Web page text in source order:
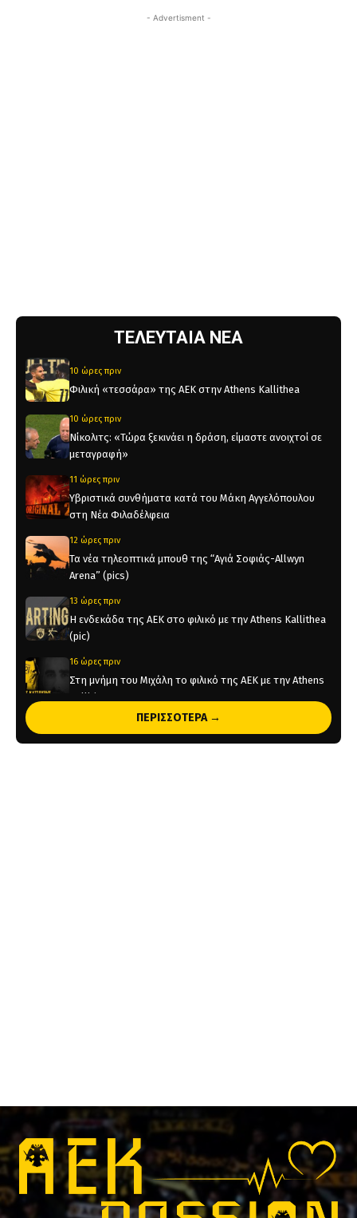
- Advertisment -
ΤΕΛΕΥΤΑΙΑ ΝΕΑ
10 ώρες πριν
Φιλική «τεσσάρα» της ΑΕΚ στην Athens Kallithea
10 ώρες πριν
Νίκολιτς: «Τώρα ξεκινάει η δράση, είμαστε ανοιχτοί σε
μεταγραφή»
11 ώρες πριν
Υβριστικά συνθήματα κατά του Μάκη Αγγελόπουλου
στη Νέα Φιλαδέλφεια
12 ώρες πριν
Τα νέα τηλεοπτικά μπουθ της “Αγιά Σοφιάς-Allwyn
Arena” (pics)
13 ώρες πριν
Η ενδεκάδα της ΑΕΚ στο φιλικό με την Athens Kallithea
(pic)
16 ώρες πριν
Στη μνήμη του Μιχάλη το φιλικό της ΑΕΚ με την Athens
Kallithea
Τέλος από την ΑΕΚ ο Δέδες
ΠΕΡΙΣΣΟΤΕΡΑ →